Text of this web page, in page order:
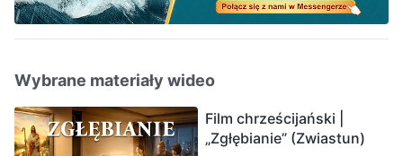
Wybrane materiały wideo
Film chrześcijański |
„Zgłębianie” (Zwiastun)